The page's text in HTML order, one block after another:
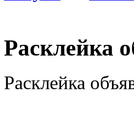
Расклейка
Расклейка